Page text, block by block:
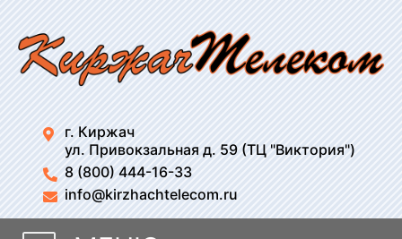
г. Киржач
ул. Привокзальная д. 59 (ТЦ "Виктория")
8 (800) 444-16-33
info@kirzhachtelecom.ru